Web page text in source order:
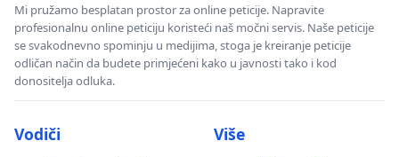
Mi pružamo besplatan prostor za online peticije. Napravite
profesionalnu online peticiju koristeći naš močni servis. Naše peticije
se svakodnevno spominju u medijima, stoga je kreiranje peticije
odličan način da budete primjećeni kako u javnosti tako i kod
donositelja odluka.
Vodiči Više